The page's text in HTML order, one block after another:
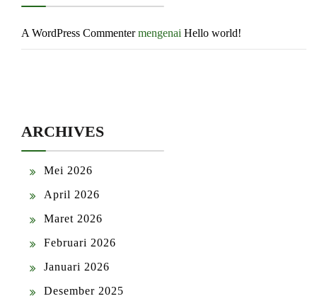
A WordPress Commentermengenai Hello world!
ARCHIVES
Mei 2026
April 2026
Maret 2026
Februari 2026
Januari 2026
Desember 2025